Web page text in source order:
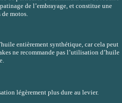
de l’embrayage, et constitue une
motos.
entièrement synthétique, car cela peut
ne recommande pas l’utilisation d’huile
légèrement plus dure au levier.